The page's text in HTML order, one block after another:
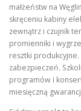
małżeństw na
skręceniu kabiny
zewnątrz i czujnik
promienniki i
resztki
zabezpieczeń.
programów i
miesięczną